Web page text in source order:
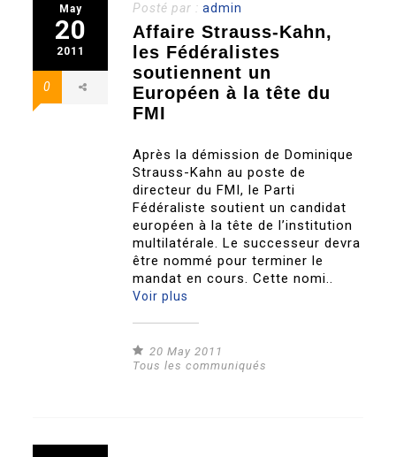
May
20
2011
0
Posté par :admin
Affaire Strauss-Kahn,
les Fédéralistes
soutiennent un
Européen à la tête du
FMI
Après la démission de Dominique
Strauss-Kahn au poste de
directeur du FMI, le Parti
Fédéraliste soutient un candidat
européen à la tête de l’institution
multilatérale. Le successeur devra
être nommé pour terminer le
mandat en cours. Cette nomi..
Voir plus
20 May 2011
Tous les communiqués